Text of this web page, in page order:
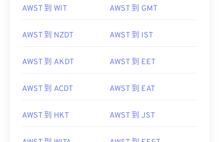
AWST 到 WIT AWST 到 GMT
AWST 到 NZDT AWST 到 IST
AWST 到 AKDT AWST 到 EET
AWST 到 ACDT AWST 到 EAT
AWST 到 HKT AWST 到 JST